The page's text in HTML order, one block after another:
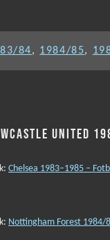
84, 1984/85,
UNITED
Chelsea 1983–1985 –
Nottingham Forest 1984/